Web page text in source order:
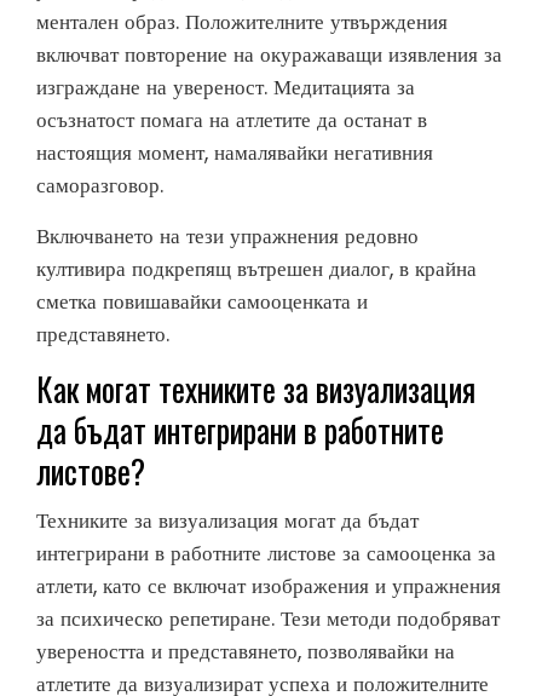
ментален образ. Положителните утвърждения
включват повторение на окуражаващи изявления за
изграждане на увереност. Медитацията за
осъзнатост помага на атлетите да останат в
настоящия момент, намалявайки негативния
саморазговор.
Включването на тези упражнения редовно
култивира подкрепящ вътрешен диалог, в крайна
сметка повишавайки самооценката и
представянето.
Как могат техниките за визуализация
да бъдат интегрирани в работните
листове?
Техниките за визуализация могат да бъдат
интегрирани в работните листове за самооценка за
атлети, като се включат изображения и упражнения
за психическо репетиране. Тези методи подобряват
увереността и представянето, позволявайки на
атлетите да визуализират успеха и положителните